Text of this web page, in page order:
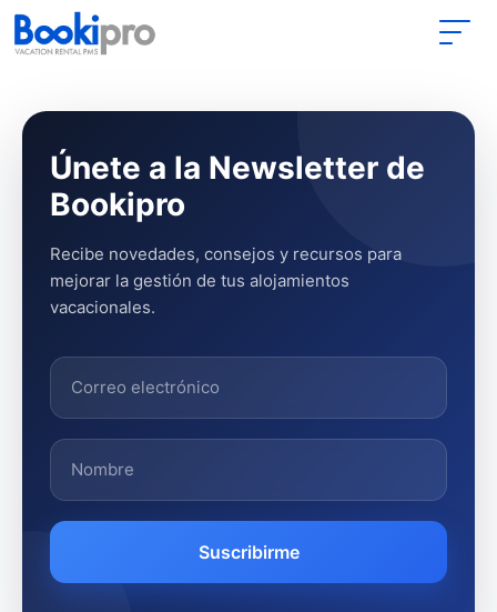
Main Navigation
Únete a la Newsletter de
Bookipro
Recibe novedades, consejos y recursos para
mejorar la gestión de tus alojamientos
vacacionales.